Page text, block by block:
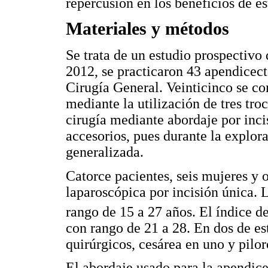
Materiales y métodos
Se trata de un estudio
2012, se practicaron 43
Cirugía General. Veinticinco se
mediante la utilización de tres
cirugía mediante abordaje por
accesorios, pues durante la
generalizada.
Catorce pacientes, seis mujeres y
laparoscópica por incisión única.
rango de 15 a 27 años. El índice
con rango de 21 a 28. En dos de
quirúrgicos, cesárea en uno y